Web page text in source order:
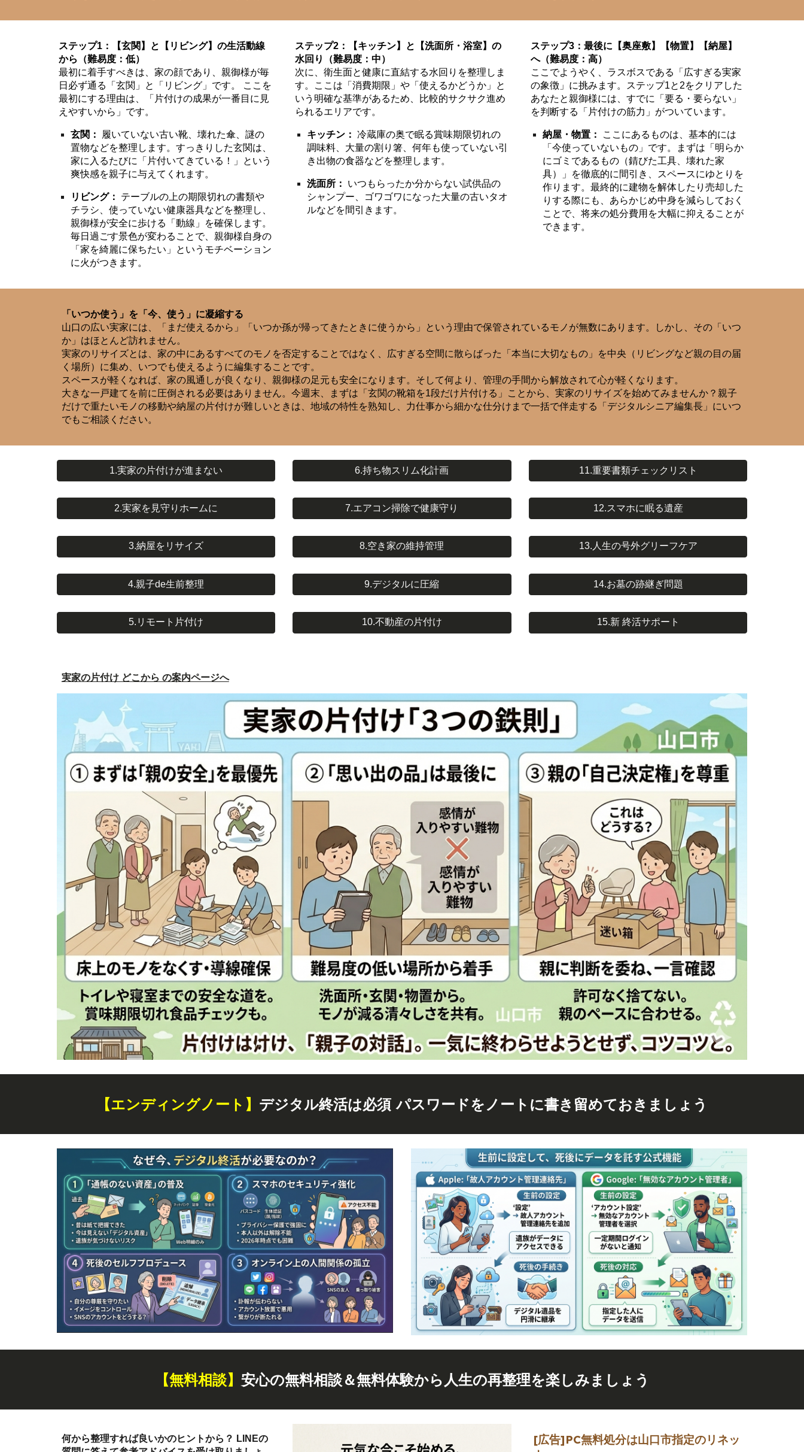
ステップ1：【玄関】と【リビング】の生活動線
から（難易度：低）
最初に着手すべきは、家の顔であり、親御様が毎
日必ず通る「玄関」と「リビング」です。 ここを
最初にする理由は、「片付けの成果が一番目に見
えやすいから」です。
玄関：
履いていない古い靴、壊れた傘、謎の
置物などを整理します。すっきりした玄関は、
家に入るたびに「片付いてきている！」という
爽快感を親子に与えてくれます。
リビング：
テーブルの上の期限切れの書類や
チラシ、使っていない健康器具などを整理し、
親御様が安全に歩ける「動線」を確保します。
毎日過ごす景色が変わることで、親御様自身の
「家を綺麗に保ちたい」というモチベーション
に火がつきます。
ステップ2：【キッチン】と【洗面所・浴室】の
水回り（難易度：中）
次に、衛生面と健康に直結する水回りを整理しま
す。ここは「消費期限」や「使えるかどうか」と
いう明確な基準があるため、比較的サクサク進め
られるエリアです。
キッチン： 冷蔵庫の奥で眠る賞味期限切れの
調味料、大量の割り箸、何年も使っていない引
き出物の食器などを整理します。
洗面所：
いつもらったか分からない試供品の
シャンプー、ゴワゴワになった大量の古いタオ
ルなどを間引きます。
ステップ3：最後に【奥座敷】【物置】【納屋】
へ（難易度：高）
ここでようやく、ラスボスである「広すぎる実家
の象徴」に挑みます。ステップ1と2をクリアした
あなたと親御様には、すでに「要る・要らない」
を判断する「片付けの筋力」がついています。
納屋・物置：
ここにあるものは、基本的には
「今使っていないもの」です。まずは「明らか
にゴミであるもの（錆びた工具、壊れた家
具）」を徹底的に間引き、スペースにゆとりを
作ります。最終的に建物を解体したり売却した
りする際にも、あらかじめ中身を減らしておく
ことで、将来の処分費用を大幅に抑えることが
できます。
「いつか使う」を「今、使う」に凝縮する
山口の広い実家には、「まだ使えるから」「いつか孫が帰ってきたときに使うから」という理由で保管されているモノが無数にあります。しかし、その「いつ
か」はほとんど訪れません。
実家のリサイズとは、家の中にあるすべてのモノを否定することではなく、広すぎる空間に散らばった「本当に大切なもの」を中央（リビングなど親の目の届
く場所）に集め、いつでも使えるように編集することです。
スペースが軽くなれば、家の風通しが良くなり、親御様の足元も安全になります。そして何より、管理の手間から解放されて心が軽くなります。
大きな一戸建てを前に圧倒される必要はありません。今週末、まずは「玄関の靴箱を1段だけ片付ける」ことから、実家のリサイズを始めてみませんか？親子
だけで重たいモノの移動や納屋の片付けが難しいときは、地域の特性を熟知し、力仕事から細かな仕分けまで一括で伴走する「デジタルシニア編集長」にいつ
でもご相談ください。
1.実家の片付けが進まない
2.実家を見守りホームに
3.納屋をリサイズ
4.親子de生前整理
5.リモート片付け
6.持ち物スリム化計画
7.エアコン掃除で健康守り
8.空き家の維持管理
9.デジタルに圧縮
10.不動産の片付け
11.重要書類チェックリスト
12.スマホに眠る遺産
13.人生の号外グリーフケア
14.お墓の跡継ぎ問題
15.新 終活サポート
実家の片付け どこから の案内ページへ
【エンディングノート】 デジタル終活は必須 パスワードをノートに書き留めておきましょう
【無料相談】 安心の無料相談＆無料体験から人生の再整理を楽しみましょう
何から整理すれば良いかのヒントから？ LINEの
[広告]PC無料処分は山口市指定のリネッ